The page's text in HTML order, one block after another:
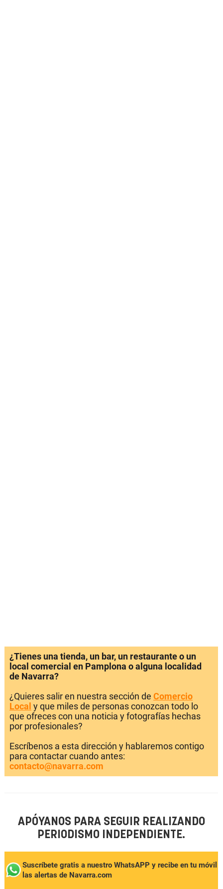
¿Tienes una tienda, un bar, un restaurante o un
local comercial en Pamplona o alguna localidad
de Navarra?
¿Quieres salir en nuestra sección de Comercio
Local y que miles de personas conozcan todo lo
que ofreces con una noticia y fotografías hechas
por profesionales?
Escríbenos a esta dirección y hablaremos contigo
para contactar cuando antes:
contacto@navarra.com
APÓYANOS PARA SEGUIR REALIZANDO
PERIODISMO INDEPENDIENTE.
Suscríbete gratis a nuestro WhatsAPP y recibe en tu móvil
las alertas de Navarra.com